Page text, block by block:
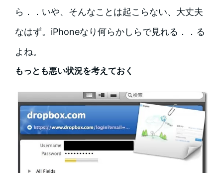
ら．．いや、そんなことは起こらない、大丈夫
なはず。iPhoneなり何らかしらで見れる．．る
よね。
もっとも悪い状況を考えておく